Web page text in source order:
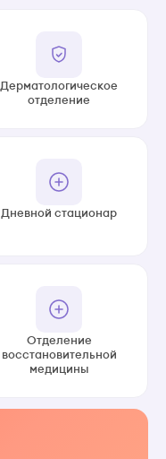
Дерматологическое
отделение
Дневной стационар
Отделение
восстановительной
медицины